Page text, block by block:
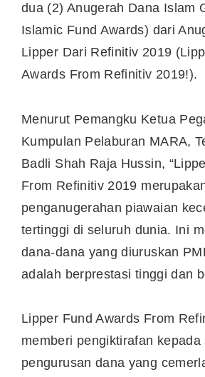
dua (2) Anugerah Dana Islam
Islamic Fund Awards) dari
Lipper Dari Refinitiv 2019
Awards From Refinitiv 2019!).
Menurut Pemangku Ketua
Kumpulan Pelaburan MARA,
Badli Shah Raja Hussin,
From Refinitiv 2019
penganugerahan piawaian
tertinggi di seluruh dunia. Ini
dana-dana yang diuruskan
adalah berprestasi tinggi dan
Lipper Fund Awards From
memberi pengiktirafan kepada
pengurusan dana yang